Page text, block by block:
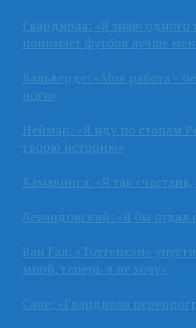
Гвардиола: «Я знаю одного
понимает футбол лучше
Вальверде: «Моя работа –
ноги»
Неймар: «Я иду по стопам
творю историю»
Камавинга: «Я так счастлив,
Левандовский: «Я бы отдал
Ван Гал: «Тоттенхэм»
мной, теперь я не хочу»
Сане: «Гвардиола